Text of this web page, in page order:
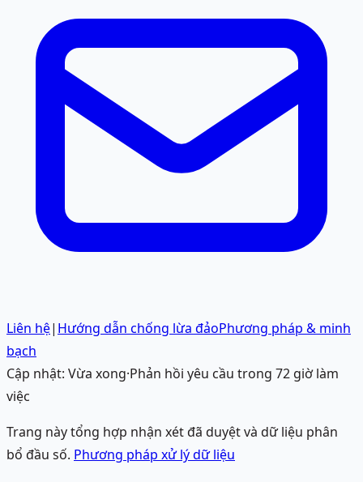
Liên hệ| Hướng dẫn chống lừa đảoPhương pháp & minh
bạch
Cập nhật: Vừa xong·Phản hồi yêu cầu trong 72 giờ làm
việc
Trang này tổng hợp nhận xét đã duyệt và dữ liệu phân
bổ đầu số. Phương pháp xử lý dữ liệu